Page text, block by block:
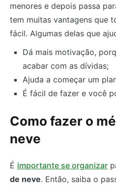
menores e depois passa
tem muitas vantagens que
fácil. Algumas delas que
Dá mais motivação,
acabar com as dívidas;
Ajuda a começar um
É fácil de fazer e você
Como fazer o
neve
É importante se organizar
de neve. Então, saiba o